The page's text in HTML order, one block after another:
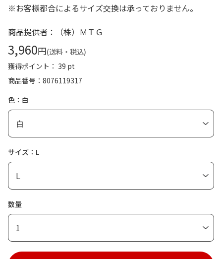
※お客様都合によるサイズ交換は承っておりません。
商品提供者：（株）ＭＴＧ
3,960円(送料・税込)
獲得ポイント： 39 pt
商品番号
8076119317
色：白
サイズ：L
数量
1